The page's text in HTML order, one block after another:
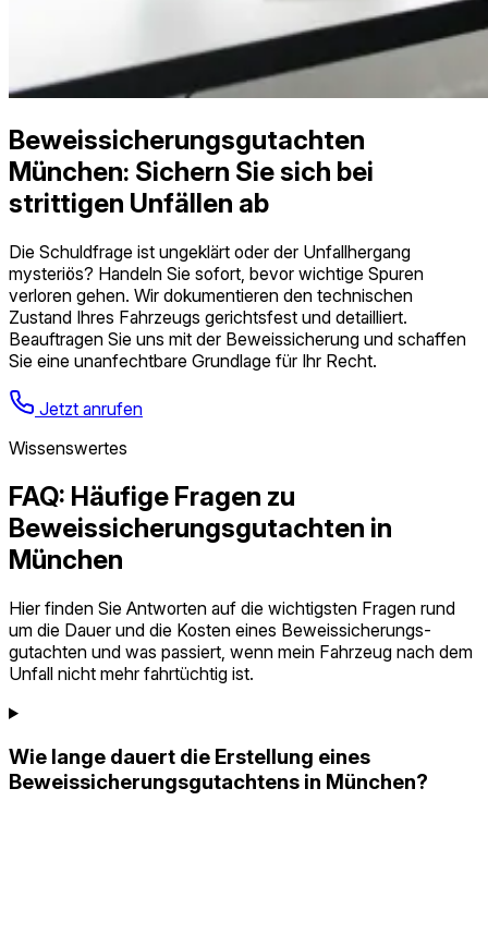
Beweissicherungs­gutachten
München: Sichern Sie sich bei
strittigen Unfällen ab
Die Schuldfrage ist ungeklärt oder der Unfallhergang
mysteriös? Handeln Sie sofort, bevor wichtige Spuren
verloren gehen. Wir dokumentieren den technischen
Zustand Ihres Fahrzeugs gerichtsfest und detailliert.
Beauftragen Sie uns mit der Beweissicherung und schaffen
Sie eine unanfechtbare Grundlage für Ihr Recht.
Jetzt anrufen
Wissenswertes
FAQ: Häufige Fragen zu
Beweissicherungs­gutachten in
München
Hier finden Sie Antworten auf die wichtigsten Fragen rund
um die Dauer und die Kosten eines Beweissicherungs­
gutachten und was passiert, wenn mein Fahrzeug nach dem
Unfall nicht mehr fahrtüchtig ist.
Wie lange dauert die Erstellung eines
Beweissicherungs­gutachtens in München?